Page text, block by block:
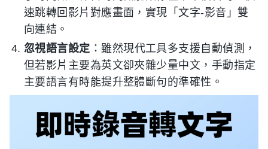
速跳轉回影片對應畫面，實現「文字-影音」雙
向連結。
忽視語言設定 ：雖然現代工具多支援自動偵測，
但若影片主要為英文卻夾雜少量中文，手動指定
主要語言有時能提升整體斷句的準確性。